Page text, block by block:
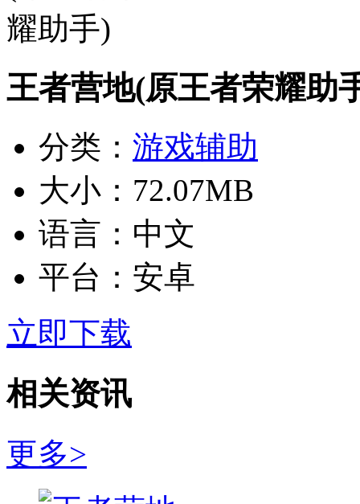
王者营地(原王者荣耀助
分类： 游戏辅助
大小： 72.07MB
语言： 中文
平台： 安卓
立即下载
相关资讯
更多>